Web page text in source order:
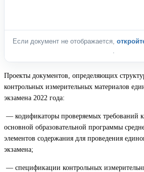
Если документ не отображается,
Проекты документов, определяющих
контрольных измерительных материалов
экзамена 2022 года:
— кодификаторы проверяемых требований к
основной образовательной программы
элементов содержания для проведения
экзамена;
— спецификации контрольных